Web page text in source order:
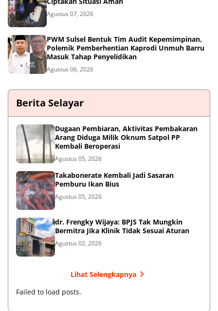
Agustus 07, 2026
PWM Sulsel Bentuk Tim Audit Kepemimpinan,
Polemik Pemberhentian Kaprodi Unmuh Barru
Masuk Tahap Penyelidikan
Agustus 06, 2026
Berita Selayar
Dugaan Pembiaran, Aktivitas Pembakaran
Arang Diduga Milik Oknum Satpol PP
Kembali Beroperasi
Agustus 05, 2026
Takabonerate Kembali Jadi Sasaran
Pemburu Ikan Bius
Agustus 05, 2026
dr. Frengky Wijaya: BPJS Tak Mungkin
Bermitra Jika Klinik Tidak Sesuai Aturan
Agustus 02, 2026
Lihat Selengkapnya
Failed to load posts.